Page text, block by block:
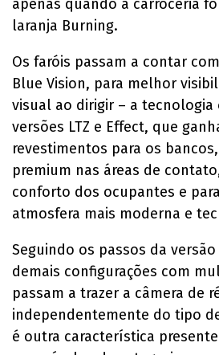
apenas quando a carroceria
laranja Burning.
Os faróis passam a contar
Blue Vision, para melhor
visual ao dirigir – a tecnologia
versões LTZ e Effect, que
revestimentos para os
premium nas áreas de
conforto dos ocupantes e
atmosfera mais moderna e
Seguindo os passos da
demais configurações com
passam a trazer a câmera de
independentemente do tipo
é outra característica